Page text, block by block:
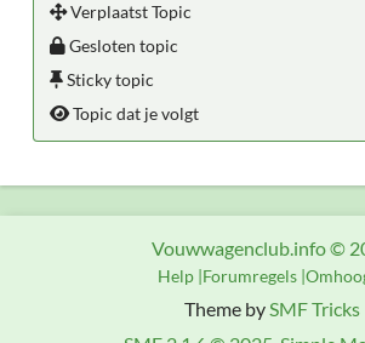
Verplaatst Topic
Gesloten topic
Sticky topic
Topic dat je volgt
Theme bySMF Tricks
Vouwwagenclub.info ©
Help Forumregels